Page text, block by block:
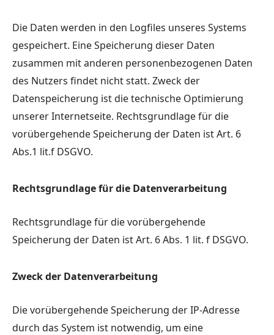
Die Daten werden in den Logfiles unseres Systems
gespeichert. Eine Speicherung dieser Daten
zusammen mit anderen personenbezogenen Daten
des Nutzers findet nicht statt. Zweck der
Datenspeicherung ist die technische Optimierung
unserer Internetseite. Rechtsgrundlage für die
vorübergehende Speicherung der Daten ist Art. 6
Abs.1 lit.f DSGVO.
Rechtsgrundlage für die Datenverarbeitung
Rechtsgrundlage für die vorübergehende
Speicherung der Daten ist Art. 6 Abs. 1 lit. f DSGVO.
Zweck der Datenverarbeitung
Die vorübergehende Speicherung der IP-Adresse
durch das System ist notwendig, um eine